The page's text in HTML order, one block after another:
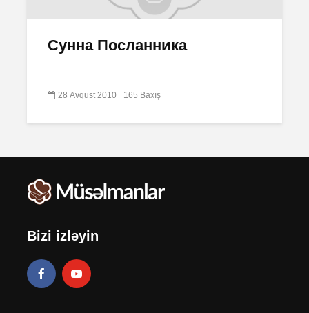
Сунна Посланника
28 Avqust 2010 165 Baxış
Bizi izləyin